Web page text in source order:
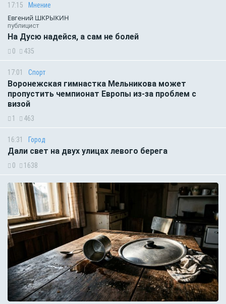
17:15 Мнение
Евгений ШКРЫКИН
публицист
На Дусю надейся, а сам не болей
0 435
17:01 Спорт
Воронежская гимнастка Мельникова может
пропустить чемпионат Европы из-за проблем с
визой
1 463
16:31 Город
Дали свет на двух улицах левого берега
0 1638